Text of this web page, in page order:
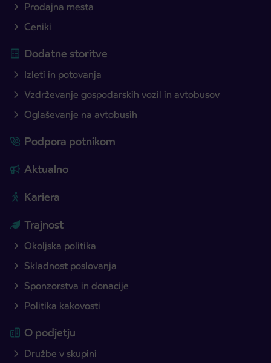
Prodajna mesta
Ceniki
Dodatne storitve
Izleti in potovanja
Vzdrževanje gospodarskih vozil in avtobusov
Oglaševanje na avtobusih
Podpora potnikom
Aktualno
Kariera
Trajnost
Okoljska politika
Skladnost poslovanja
Sponzorstva in donacije
Politika kakovosti
O podjetju
Družbe v skupini